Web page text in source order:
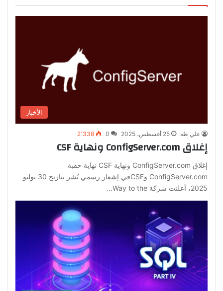
الأخبار
علي طه 25 أغسطس، 2025 0 2٬338
إغلاق ConfigServer.com ونهاية CSF
إغلاق ConfigServer.com ونهاية CSF نهاية حقبة
ConfigServer.com وCSFفي إشعار رسمي نُشر بتاريخ 30 يوليو
2025، أعلنت شركة Way to the…